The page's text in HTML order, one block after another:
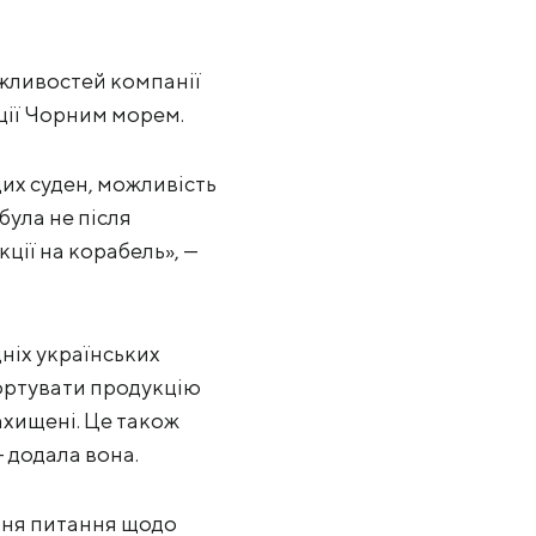
компанії
Чорним морем.
суден, можливість
не після
на корабель», —
українських
продукцію
Це також
додала вона.
питання щодо